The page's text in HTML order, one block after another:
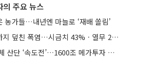
주요 뉴스
농가들…내년엔 마늘로 ‘재배 쏠림’
생산부터 밥상까지 덮친 폭염…시금치 43%ㆍ열무 28% 급등
용인·호남 반도체 산단 ‘속도전’…1600조 메가투자 이행 총력